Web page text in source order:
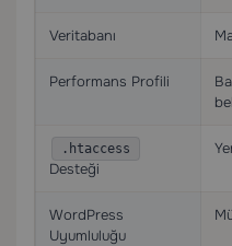
Veritabanı
Performans Profili
.htaccess
Desteği
WordPress
Uyumluluğu